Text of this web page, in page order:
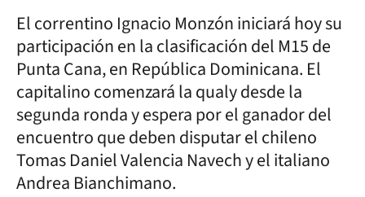
El correntino Ignacio Monzón iniciará hoy su
participación en la clasificación del M15 de
Punta Cana, en República Dominicana. El
capitalino comenzará la qualy desde la
segunda ronda y espera por el ganador del
encuentro que deben disputar el chileno
Tomas Daniel Valencia Navech y el italiano
Andrea Bianchimano.